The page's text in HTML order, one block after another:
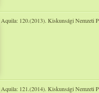
Aquila: 120.(2013). Kiskunsági Nemzeti
Aquila: 121.(2014). Kiskunsági Nemzeti